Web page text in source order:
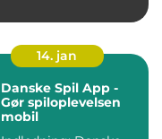
aspect o...
14. jan
Danske Spil App -
Gør spiloplevelsen
mobil